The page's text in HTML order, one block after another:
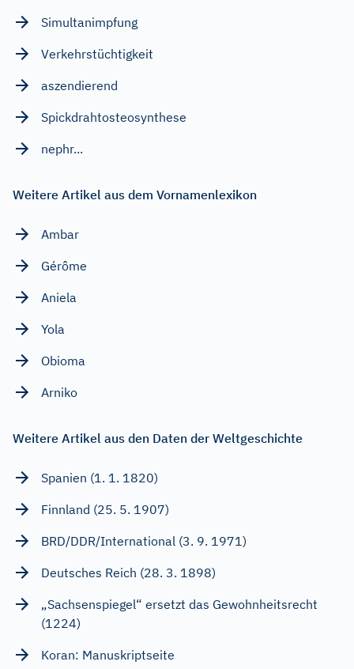
Simultanimpfung
Verkehrstüchtigkeit
aszendierend
Spickdrahtosteosynthese
nephr...
Weitere Artikel aus dem Vornamenlexikon
Ambar
Gérôme
Aniela
Yola
Obioma
Arniko
Weitere Artikel aus den Daten der Weltgeschichte
Spanien (1. 1. 1820)
Finnland (25. 5. 1907)
BRD/DDR/International (3. 9. 1971)
Deutsches Reich (28. 3. 1898)
„Sachsenspiegel“ ersetzt das Gewohnheitsrecht
(1224)
Koran: Manuskriptseite